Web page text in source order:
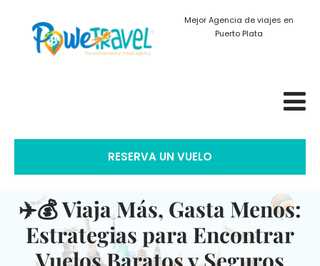
Mejor Agencia de viajes en
Puerto Plata
RESERVA UN VUELO
✈️💰 Viaja Más, Gasta Menos:
Estrategias para Encontrar